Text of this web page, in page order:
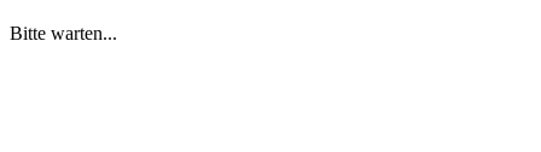
Bitte warten...